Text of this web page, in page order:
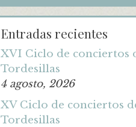
Entradas recientes
XVI Ciclo de conciertos
Tordesillas
4 agosto, 2026
XV Ciclo de conciertos
Tordesillas